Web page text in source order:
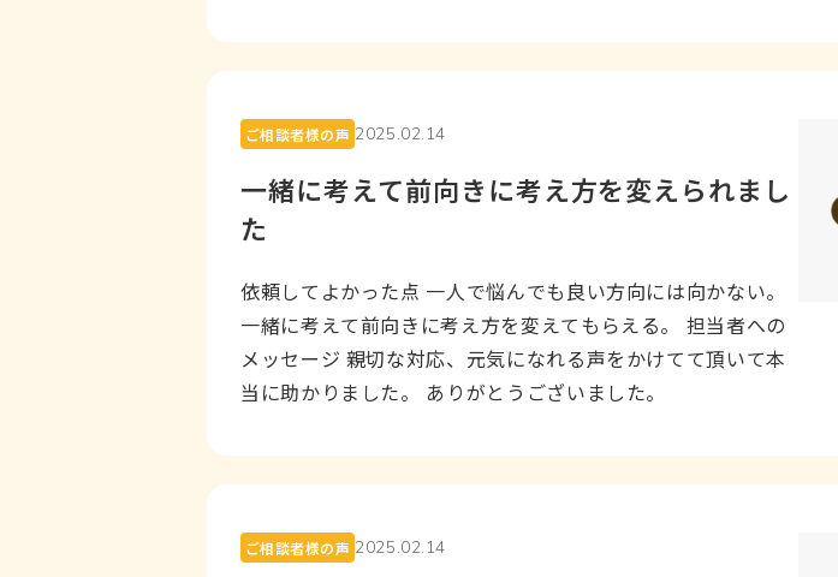
ご相談者様の声 2025.02.14
一緒に考えて前向きに考え方を変えられまし
た
依頼してよかった点 一人で悩んでも良い方向には向かない。
一緒に考えて前向きに考え方を変えてもらえる。 担当者への
メッセージ 親切な対応、元気になれる声をかけてて頂いて本
当に助かりました。 ありがとうございました。
ご相談者様の声 2025.02.14